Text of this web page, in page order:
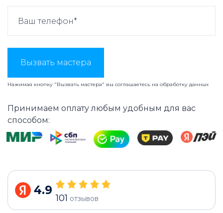
Вызвать мастера
Нажимая кнопку "Вызвать мастера" вы соглашаетесь на обработку данных
Принимаем оплату любым удобным для вас
способом:
4.9
101 отзывов